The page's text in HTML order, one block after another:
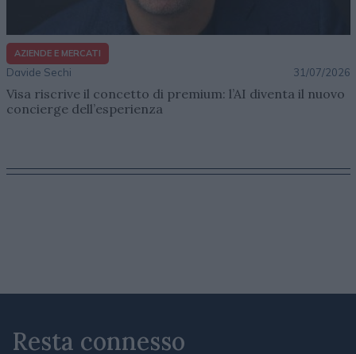
AZIENDE E MERCATI
Davide Sechi 31/07/2026
Visa riscrive il concetto di premium: l’AI diventa il nuovo
concierge dell’esperienza
Resta connesso